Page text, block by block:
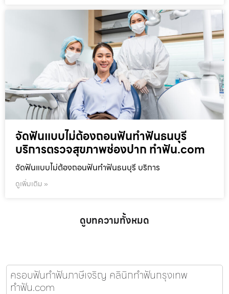
จัดฟันแบบไม่ต้องถอนฟันทำฟันธนบุรี
บริการตรวจสุขภาพช่องปาก ทำฟัน.com
จัดฟันแบบไม่ต้องถอนฟันทำฟันธนบุรี บริการ
ดูเพิ่มเติม »
ดูบทความทั้งหมด
ครอบฟันทำฟันภาษีเจริญ คลินิกทำฟันกรุงเทพ
ทำฟัน.com